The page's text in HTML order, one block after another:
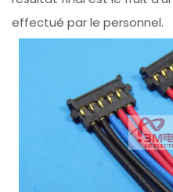
effectué par le personnel.